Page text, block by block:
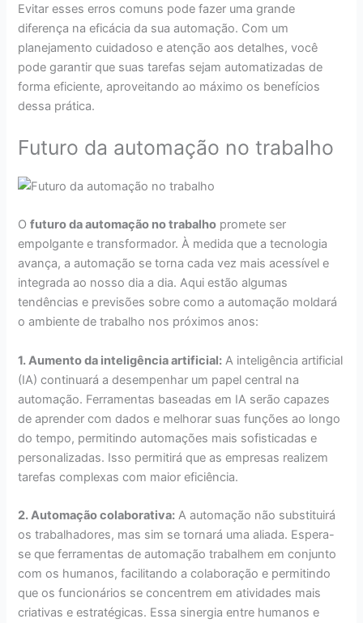
Evitar esses erros comuns pode fazer uma grande
diferença na eficácia da sua automação. Com um
planejamento cuidadoso e atenção aos detalhes, você
pode garantir que suas tarefas sejam automatizadas de
forma eficiente, aproveitando ao máximo os benefícios
dessa prática.
Futuro da automação no trabalho
Ofuturo da automação no trabalho promete ser
empolgante e transformador. À medida que a tecnologia
avança, a automação se torna cada vez mais acessível e
integrada ao nosso dia a dia. Aqui estão algumas
tendências e previsões sobre como a automação moldará
o ambiente de trabalho nos próximos anos:
1. Aumento da inteligência artificial: A inteligência artificial
(IA) continuará a desempenhar um papel central na
automação. Ferramentas baseadas em IA serão capazes
de aprender com dados e melhorar suas funções ao longo
do tempo, permitindo automações mais sofisticadas e
personalizadas. Isso permitirá que as empresas realizem
tarefas complexas com maior eficiência.
2. Automação colaborativa: A automação não substituirá
os trabalhadores, mas sim se tornará uma aliada. Espera-
se que ferramentas de automação trabalhem em conjunto
com os humanos, facilitando a colaboração e permitindo
que os funcionários se concentrem em atividades mais
criativas e estratégicas. Essa sinergia entre humanos e